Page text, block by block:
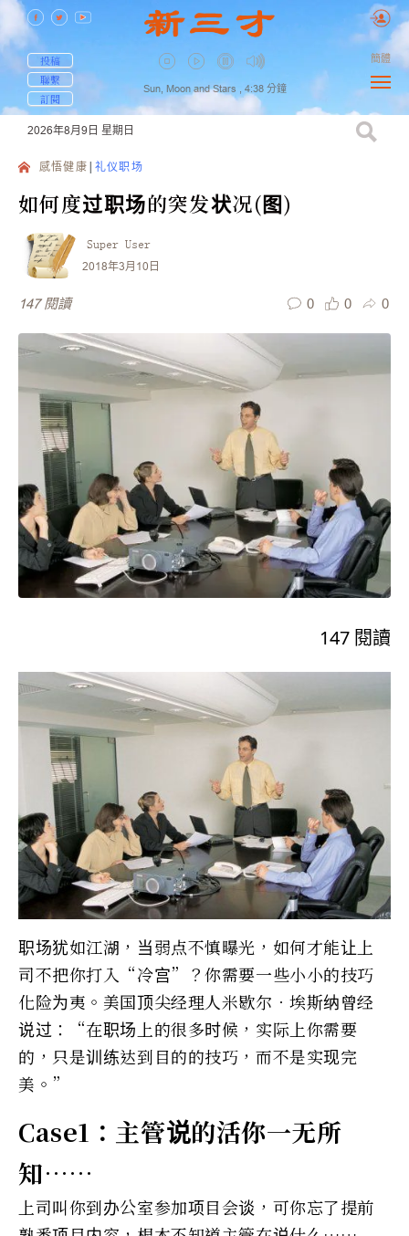
投稿
聯繫
訂閱
Sun, Moon and Stars , 4:38 分鐘
簡體
2026年8月9日 星期日
感悟健康 礼仪职场
如何度过职场的突发状况(图)
Super User
2018年3月10日
147 閱讀 0 0 0
147 閱讀
职场犹如江湖，当弱点不慎曝光，如何才能让上
司不把你打入“冷宫”？你需要一些小小的技巧
化险为夷。美国顶尖经理人米歇尔．埃斯纳曾经
说过：“在职场上的很多时候，实际上你需要
的，只是训练达到目的的技巧，而不是实现完
美。”
Case1：主管说的活你一无所
知……
上司叫你到办公室参加项目会谈，可你忘了提前